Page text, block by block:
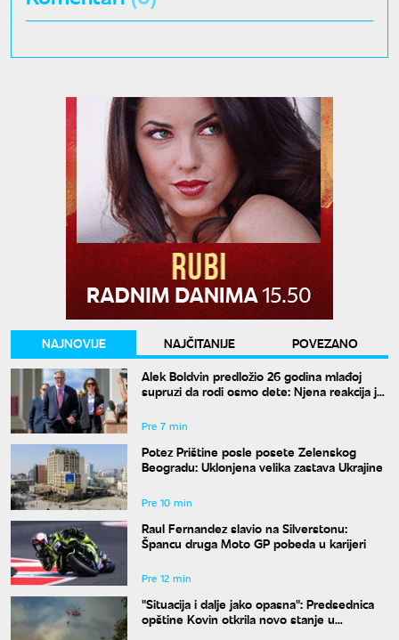
NAJNOVIJE NAJČITANIJE
POVEZANO
Alek Boldvin predložio 26 godina mlađoj
supruzi da rodi osmo dete: Njena reakcija je
Pre 7 min
Potez Prištine posle posete Zelenskog
Beogradu: Uklonjena velika zastava Ukrajine
Pre 10 min
Raul Fernandez slavio na Silverstonu:
Špancu druga Moto GP pobeda u karijeri
Pre 12 min
"Situacija i dalje jako opasna": Predsednica
opštine Kovin otkrila novo stanje u